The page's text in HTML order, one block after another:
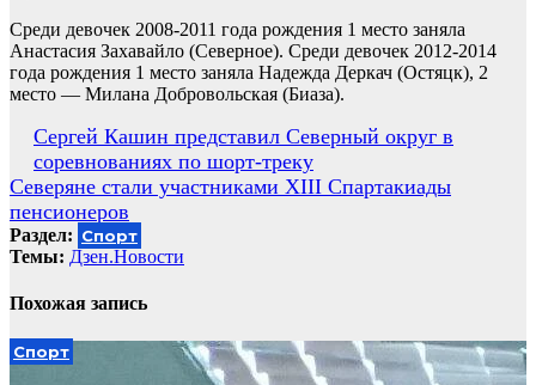
Среди девочек 2008-2011 года рождения 1 место заняла
Анастасия Захавайло (Северное). Среди девочек 2012-2014
года рождения 1 место заняла Надежда Деркач (Остяцк), 2
место — Милана Добровольская (Биаза).
Навигация
по
записям
Сергей Кашин представил Северный округ в
соревнованиях по шорт-треку
Северяне стали участниками XIII Спартакиады
пенсионеров
Раздел: Спорт
Темы: Дзен.Новости
Похожая запись
Спорт